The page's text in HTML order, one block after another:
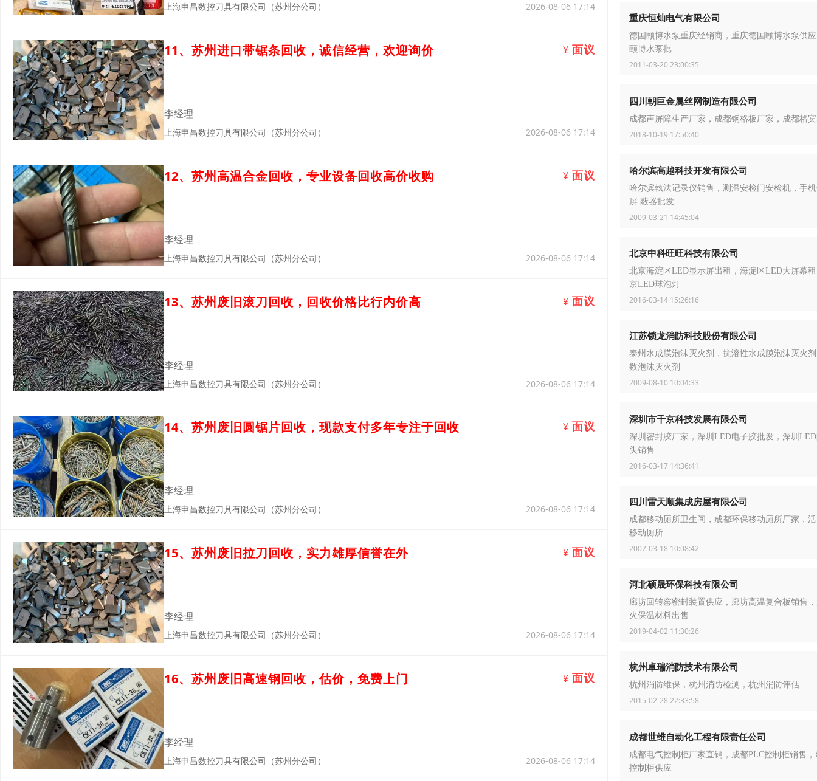
上海申昌数控刀具有限公司（苏州分公司） 2026-08-06 17:14
11、苏州进口带锯条回收，诚信经营，欢迎询价 ¥ 面议
李经理
上海申昌数控刀具有限公司（苏州分公司） 2026-08-06 17:14
12、苏州高温合金回收，专业设备回收高价收购 ¥ 面议
李经理
上海申昌数控刀具有限公司（苏州分公司） 2026-08-06 17:14
13、苏州废旧滚刀回收，回收价格比行内价高 ¥ 面议
李经理
上海申昌数控刀具有限公司（苏州分公司） 2026-08-06 17:14
14、苏州废旧圆锯片回收，现款支付多年专注于回收 ¥ 面议
李经理
上海申昌数控刀具有限公司（苏州分公司） 2026-08-06 17:14
15、苏州废旧拉刀回收，实力雄厚信誉在外 ¥ 面议
李经理
上海申昌数控刀具有限公司（苏州分公司） 2026-08-06 17:14
16、苏州废旧高速钢回收，估价，免费上门 ¥ 面议
李经理
上海申昌数控刀具有限公司（苏州分公司） 2026-08-06 17:14
重庆恒灿电气有限公司
德国颐博水泵重庆经销商，重庆德国颐博水泵供
颐博水泵批
2011-03-20 23:00:35
四川朝巨金属丝网制造有限公司
成都声屏障生产厂家，成都钢格板厂家，成都格
2018-10-19 17:50:40
哈尔滨高越科技开发有限公司
哈尔滨執法记录仪销售，测温安检门安检机，手
屏.蔽器批发
2009-03-21 14:45:04
北京中科旺旺科技有限公司
北京海淀区LED显示屏出租，海淀区LED大屏幕
京LED球泡灯
2016-03-14 15:26:16
江苏锁龙消防科技股份有限公司
泰州水成膜泡沫灭火剂，抗溶性水成膜泡沫灭火
数泡沫灭火剂
2009-08-10 10:04:33
深圳市千京科技发展有限公司
深圳密封胶厂家，深圳LED电子胶批发，深圳
头销售
2016-03-17 14:36:41
四川雷天顺集成房屋有限公司
成都移动厕所卫生间，成都环保移动厕所厂家，
移动厕所
2007-03-18 10:08:42
河北硕晟环保科技有限公司
廊坊回转窑密封装置供应，廊坊高温复合板销售
火保温材料出售
2019-04-02 11:30:26
杭州卓瑞消防技术有限公司
杭州消防维保，杭州消防检测，杭州消防评估
2015-02-28 22:33:58
成都世维自动化工程有限责任公司
成都电气控制柜厂家直销，成都PLC控制柜销售
控制柜供应